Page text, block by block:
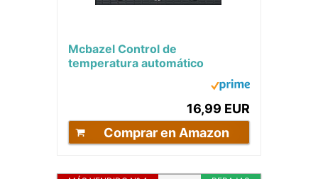
Mcbazel Control de
temperatura automático
externo inteligente Enfriador de
16,99 EUR
Comprar en Amazon